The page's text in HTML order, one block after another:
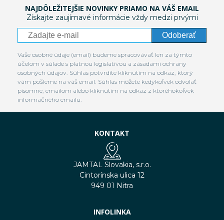
NAJDÔLEŽITEJŠIE NOVINKY PRIAMO NA VÁŠ EMAIL
Získajte zaujímavé informácie vždy medzi prvými
Odoberať
Vaše osobné údaje (email) budeme spracovávať len za týmto
účelom v súlade s platnou legislatívou a zásadami ochrany
osobných údajov. Súhlas potvrdíte kliknutím na odkaz, ktorý
vám pošleme na váš email. Súhlas môžete kedykoľvek odvolať
písomne, emailom alebo kliknutím na odkaz z ktoréhokoľvek
informačného emailu.
KONTAKT
JAMTAL Slovakia, s.r.o.
Cintorínska ulica 12
949 01 Nitra
INFOLINKA